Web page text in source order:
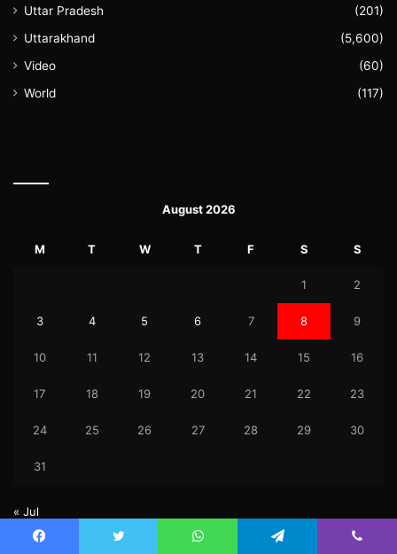
Uttar Pradesh
(201)
Uttarakhand
(5,600)
Video
(60)
World
(117)
August 2026
M T W T F S S
1 2
3 4 5 6 7 8 9
10 11 12 13 14 15 16
17 18 19 20 21 22 23
24 25 26 27 28 29 30
31
« Jul